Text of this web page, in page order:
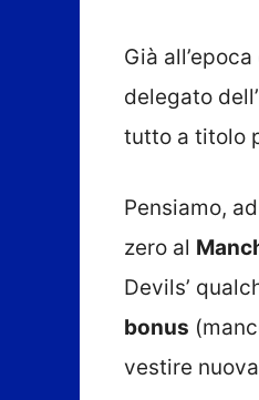
Già
delegato dell’
tutto a titolo
Pensiamo,
zero al
Devils’
bonus
vestire